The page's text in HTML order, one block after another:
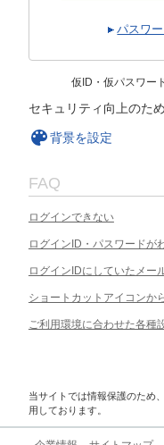
パスワ
仮ID・仮パスワー
セキュリティ向上のた
背景を設定
FAQ
ログインできない
ログインID・パスワードが
ログインIDにしていたメー
ショートカットアイコンか
ご利用環境に合わせた各種
当サイトでは情報保護のため
用しております。